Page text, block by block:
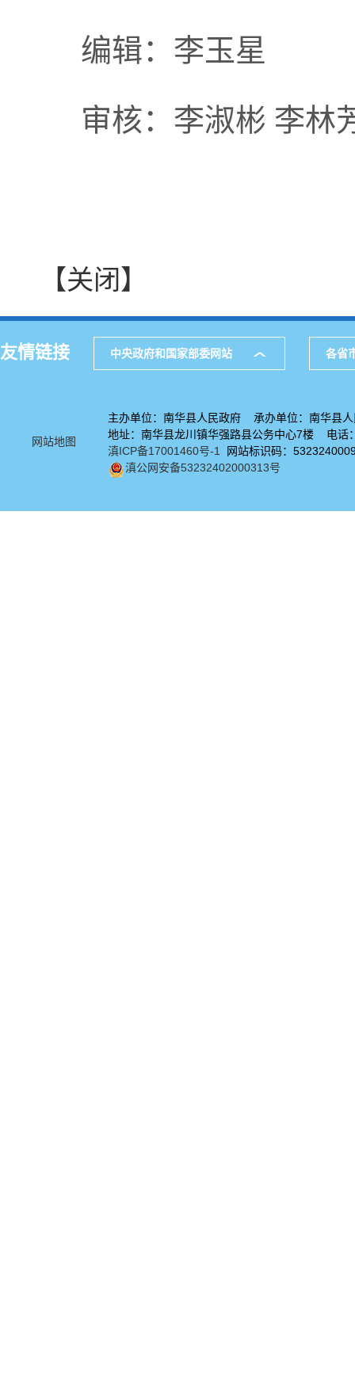
编辑：李玉星
审核：李淑彬 李林
【关闭】
友情链接 中央政府和国家部委网站 各省
网站地图
主办单位：南华县人民政府 承办单位：南华县人
地址：南华县龙川镇华强路县公务中心7楼 电
滇ICP备17001460号-1
网站标识码：
滇公网安备53232402000313号